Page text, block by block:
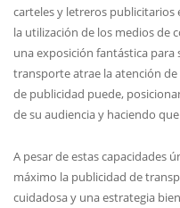
carteles y letreros
la utilización de los medios de
una exposición fantástica para
transporte atrae la atención
de publicidad puede,
de su audiencia y haciendo
A pesar de estas capacidades
máximo la publicidad de
cuidadosa y una estrategia